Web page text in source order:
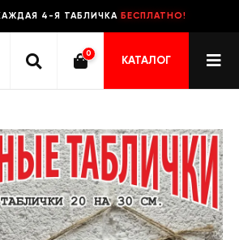
4-Я ТАБЛИЧКА БЕСПЛАТНО!
0
КАТАЛОГ